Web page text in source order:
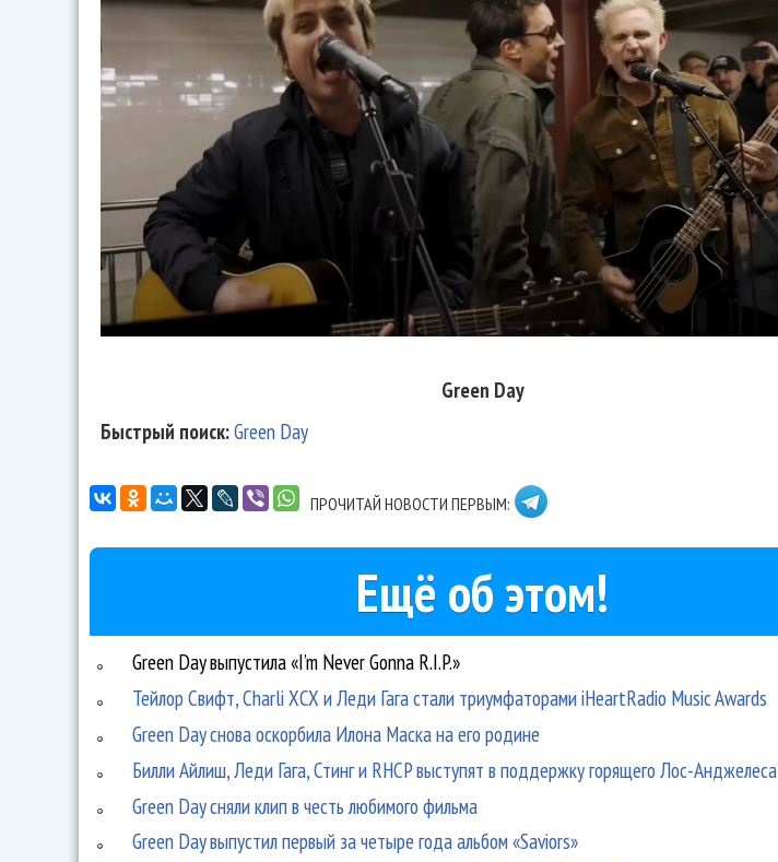
Green Day
Быстрый поиск:Green Day
ПРОЧИТАЙ НОВОСТИ ПЕРВЫМ:
Ещё об этом!
Green Day выпустила «I’m Never Gonna R.I.P.»
Тейлор Свифт, Charli XCX и Леди Гага стали триумфаторами iHeartRadio Music Awards
Green Day снова оскорбила Илона Маска на его родине
Билли Айлиш, Леди Гага, Стинг и RHCP выступят в поддержку горящего Лос-Анджелеса
Green Day сняли клип в честь любимого фильма
Green Day выпустил первый за четыре года альбом «Saviors»